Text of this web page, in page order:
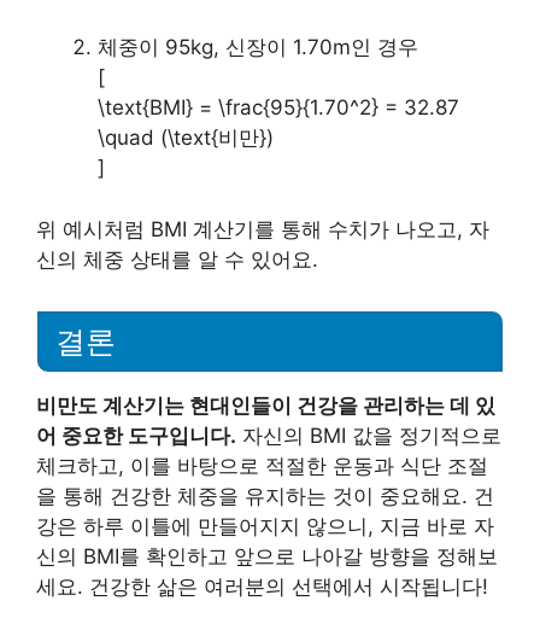
체중이 95kg, 신장이 1.70m인 경우
[
\text{BMI} = \frac{95}{1.70^2} = 32.87
\quad (\text{비만})
]
위 예시처럼 BMI 계산기를 통해 수치가 나오고, 자
신의 체중 상태를 알 수 있어요.
결론
비만도 계산기는 현대인들이 건강을 관리하는 데 있
어 중요한 도구입니다. 자신의 BMI 값을 정기적으로
체크하고, 이를 바탕으로 적절한 운동과 식단 조절
을 통해 건강한 체중을 유지하는 것이 중요해요. 건
강은 하루 이틀에 만들어지지 않으니, 지금 바로 자
신의 BMI를 확인하고 앞으로 나아갈 방향을 정해보
세요. 건강한 삶은 여러분의 선택에서 시작됩니다!